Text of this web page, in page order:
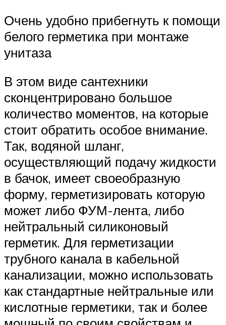
Очень удобно прибегнуть к помощи
белого герметика при монтаже
унитаза
В этом виде сантехники
сконцентрировано большое
количество моментов, на которые
стоит обратить особое внимание.
Так, водяной шланг,
осуществляющий подачу жидкости
в бачок, имеет своеобразную
форму, герметизировать которую
может либо ФУМ-лента, либо
нейтральный силиконовый
герметик. Для герметизации
трубного канала в кабельной
канализации, можно использовать
как стандартные нейтральные или
кислотные герметики, так и более